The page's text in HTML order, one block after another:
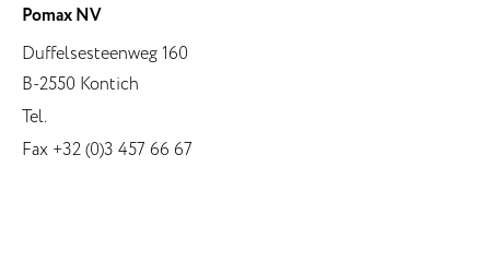
Pomax NV
Duffelsesteenweg 160
B-2550 Kontich
Tel.
Fax +32 (0)3 457 66 67